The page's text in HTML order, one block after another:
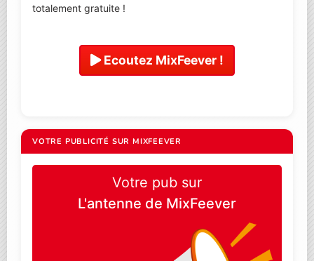
totalement gratuite !
Ecoutez MixFeever !
VOTRE PUBLICITÉ SUR MIXFEEVER
Votre pub sur
L'antenne de MixFeever